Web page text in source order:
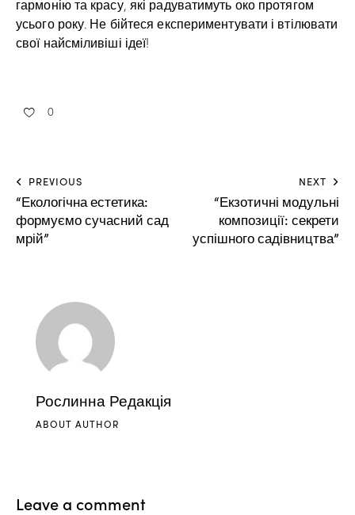
гармонію та красу, які радуватимуть око протягом
усього року. Не бійтеся експериментувати і втілювати
свої найсміливіші ідеї!
0
PREVIOUS
“Екологічна естетика:
формуємо сучасний сад
мрій”
NEXT
“Екзотичні модульні
композиції: секрети
успішного садівництва”
Рослинна Редакція
ABOUT AUTHOR
Leave a comment